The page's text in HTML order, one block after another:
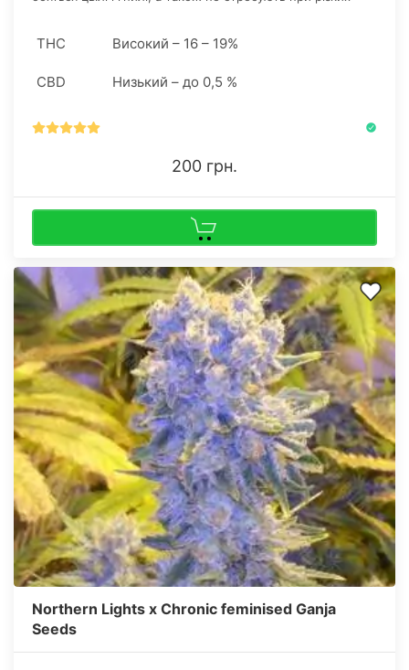
THC Високий – 16 – 19%
CBD Низький – до 0,5 %
200 грн.
Northern Lights x Chronic feminised Ganja
Seeds